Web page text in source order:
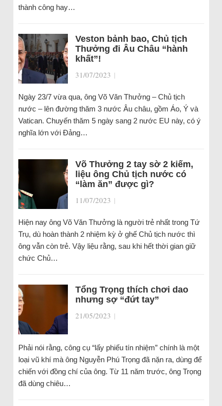
thành công hay…
Veston bảnh bao, Chủ tịch
Thưởng đi Âu Châu “hành
khất”!
31/07/2023 |
Ngày 23/7 vừa qua, ông Võ Văn Thưởng – Chủ tịch
nước – lên đường thăm 3 nước Âu châu, gồm Áo, Ý và
Vatican. Chuyến thăm 5 ngày sang 2 nước EU này, có ý
nghĩa lớn với Đảng…
Võ Thưởng 2 tay sờ 2 kiếm,
liệu ông Chủ tịch nước có
“làm ăn” được gì?
11/07/2023 |
Hiện nay ông Võ Văn Thưởng là người trẻ nhất trong Tứ
Trụ, dù hoàn thành 2 nhiệm kỳ ở ghế Chủ tịch nước thì
ông vẫn còn trẻ. Vậy liệu rằng, sau khi hết thời gian giữ
chức Chủ…
Tổng Trọng thích chơi dao
nhưng sợ “đứt tay”
21/05/2023 |
Phải nói rằng, công cụ “lấy phiếu tín nhiệm” chính là một
loại vũ khí mà ông Nguyễn Phú Trọng đã nặn ra, dùng để
chiến với đồng chí của ông. Từ 11 năm trước, ông Trọng
đã dùng chiêu…